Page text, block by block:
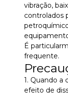
vibração,
controlados
É
frequente.
1. Quando a
efeito de